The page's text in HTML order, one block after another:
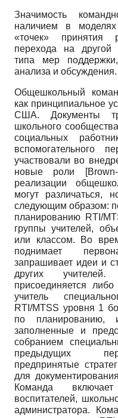
Значимость
наличием в моделях
«точек» принятия
перехода на другой
типа мер
анализа и обсуждения.
Общешкольный
как принципиальное
США. Документы
школьного
социальных
вспомогательного
участвовали во
новые роли
[
реализации
могут различаться,
следующим образом:
планированию RTI/
группы учителей,
или классом. Во
поднимает
запрашивает идеи и
других
присоединяется
учитель
RTI/MTSS уровня 1
по планированию,
заполненные и
собранием
предыдущих
предпринятые
для
Команда
воспитателей,
администратора.